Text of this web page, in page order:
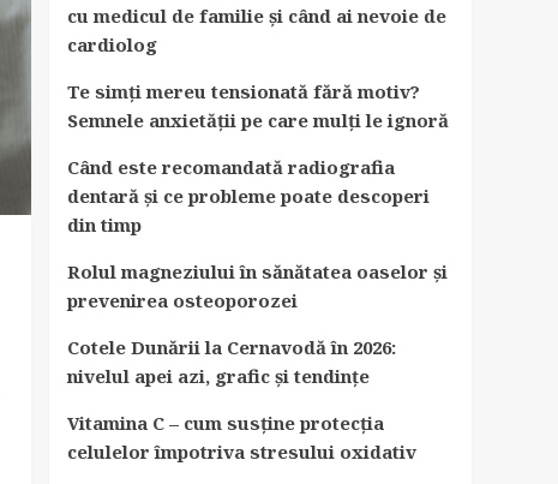
cu medicul de familie și când ai nevoie de
cardiolog
Te simți mereu tensionată fără motiv?
Semnele anxietății pe care mulți le ignoră
Când este recomandată radiografia
dentară și ce probleme poate descoperi
din timp
Rolul magneziului în sănătatea oaselor și
prevenirea osteoporozei
Cotele Dunării la Cernavodă în 2026:
nivelul apei azi, grafic și tendințe
Vitamina C – cum susține protecția
celulelor împotriva stresului oxidativ